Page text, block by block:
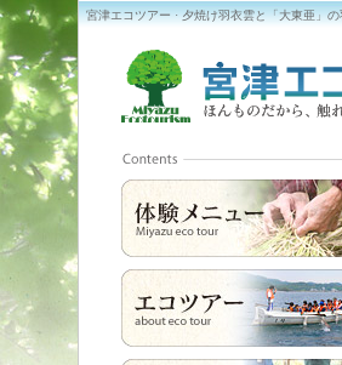
宮津エコツアー · 夕焼け羽衣雲と「大東亜」